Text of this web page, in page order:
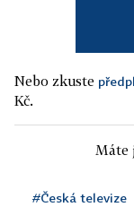
Nebo zkuste
Kč.
Máte
#Česká televize